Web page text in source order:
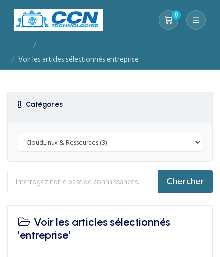
0
Votre panier
Voir les articles sélectionnés entreprise
Catégories
Chercher
Voir les articles sélectionnés
'entreprise'